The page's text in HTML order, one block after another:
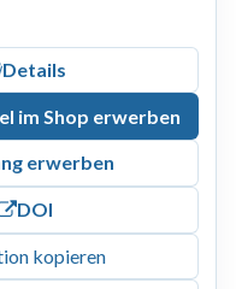
Details
im Shop erwerben
erwerben
DOI
kopieren